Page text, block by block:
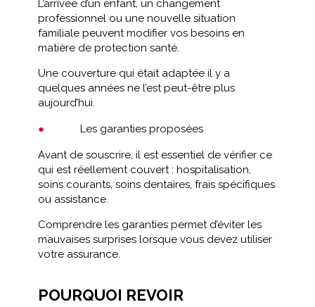
L’arrivée d’un enfant, un changement
professionnel ou une nouvelle situation
familiale peuvent modifier vos besoins en
matière de protection santé.
Une couverture qui était adaptée il y a
quelques années ne l’est peut-être plus
aujourd’hui.
Les garanties proposées
Avant de souscrire, il est essentiel de vérifier ce
qui est réellement couvert : hospitalisation,
soins courants, soins dentaires, frais spécifiques
ou assistance.
Comprendre les garanties permet d’éviter les
mauvaises surprises lorsque vous devez utiliser
votre assurance.
POURQUOI REVOIR